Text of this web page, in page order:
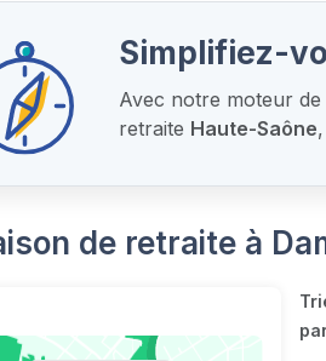
Simplifiez-
Avec notre moteur
retraite Haute-Saône
de retraite à